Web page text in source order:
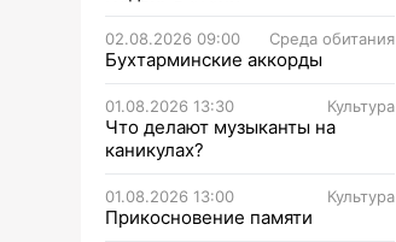
02.08.2026 09:00 Среда обитания
Бухтарминские аккорды
01.08.2026 13:30 Культура
Что делают музыканты на
каникулах?
01.08.2026 13:00 Культура
Прикосновение памяти